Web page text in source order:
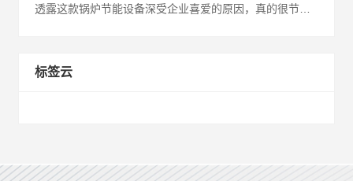
透露这款锅炉节能设备深受企业喜爱的原因，真的很节能！
标签云